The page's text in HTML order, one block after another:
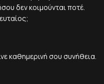
δεν κοιμούνται ποτέ.
καθημερινή σου συνήθεια.